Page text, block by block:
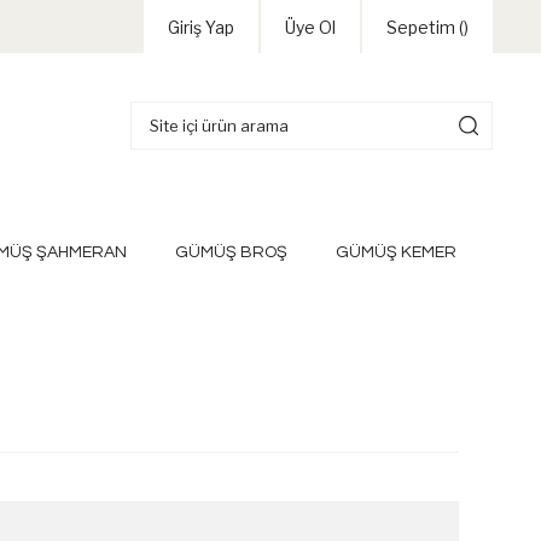
Giriş Yap Üye Ol Sepetim ()
ŞAHMERAN GÜMÜŞ BROŞ GÜMÜŞ KEMER